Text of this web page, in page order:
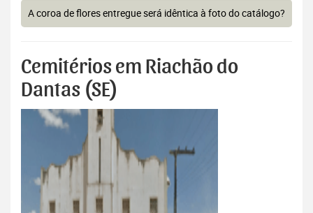
A coroa de flores entregue será idêntica à foto do catálogo?
Cemitérios em Riachão do
Dantas (SE)